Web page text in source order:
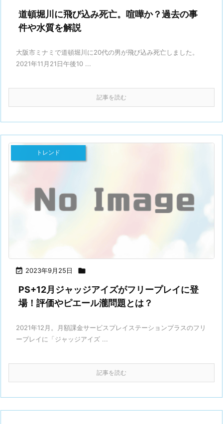
道頓堀川に飛び込み死亡。喧嘩か？過去の事
件や水質を解説
大阪市ミナミで道頓堀川に20代の男が飛び込み死亡しました。
2021年11月21日午後10 ...
記事を読む
 2023年9月25日 
トレンド
PS+12月ジャッジアイズがフリープレイに登
場！評価やピエール瀧問題とは？
2021年12月。月額課金サービスプレイステーションプラスのフリ
ープレイに「ジャッジアイズ ...
記事を読む